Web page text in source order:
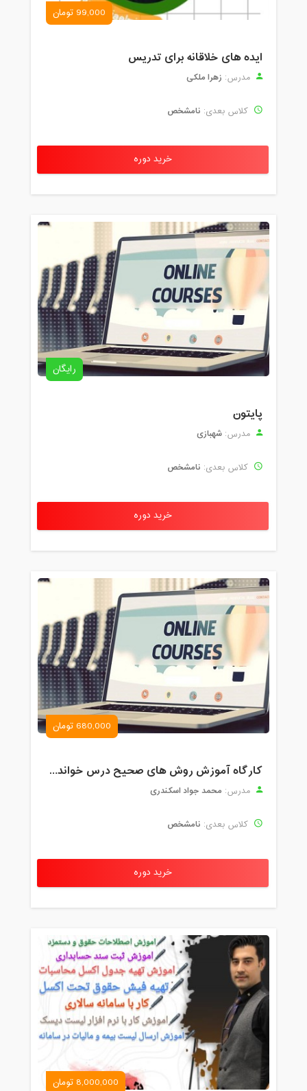
99,000 تومان
ایده های خلاقانه برای تدریس
مدرس: زهرا ملکی
کلاس بعدی: نامشخص
خرید دوره
رایگان
پایتون
مدرس: شهبازی
کلاس بعدی: نامشخص
خرید دوره
680,000 تومان
کارگاه آموزش روش های صحیح درس خواندن همراه با یادگیری بدون فراموشی
مدرس: محمد جواد اسکندری
کلاس بعدی: نامشخص
خرید دوره
8,000,000 تومان